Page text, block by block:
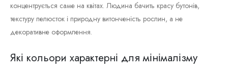
концентрується саме на квітах. Людина бачить красу бутонів,
текстуру пелюсток і природну витонченість рослин, а не
декоративне оформлення.
Які кольори характерні для мінімалізму